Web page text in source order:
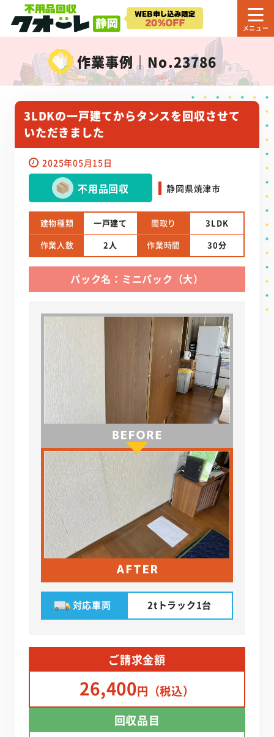
作業事例｜No.23786
3LDKの一戸建てからタンスを回収させて
いただきました
2025年05月15日
不用品回収 静岡県焼津市
建物種類 一戸建て 間取り
3LDK
作業人数
2人 作業時間 30分
パック名：ミニパック（大）
対応車両 2tトラック1台
ご請求金額
26,400円（税込）
回収品目